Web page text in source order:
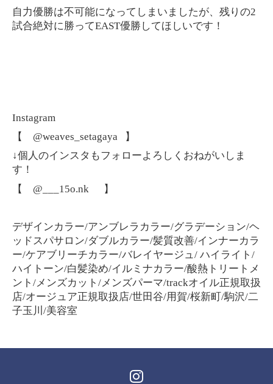
自力優勝は不可能になってしまいましたが、残りの2
試合絶対に勝ってEAST優勝してほしいです！
Instagram
【 @weaves_setagaya 】
↓個人のインスタもフォローよろしくおねがいしま
す！
【 @___15o.nk
】
デザインカラー/アンブレラカラー/グラデーション/ヘ
ッドスパサロン/ダブルカラー/髪質改善/インナーカラ
ー/ケアブリーチカラー/バレイヤージュ/ ハイライト/
ハイトーン/白髪染め/イルミナカラー/酸熱トリートメ
ント/メンズカット/メンズパーマ/trackオイル正規取扱
店/オージュア正規取扱店/世田谷/用賀/桜新町/駒沢/二
子玉川/美容室